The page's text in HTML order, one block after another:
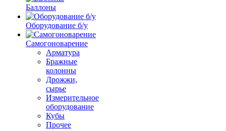
Баллоны
Оборудование б/у
Самогоноварение
Арматура
Бражные
колонны
Дрожжи,
сырье
Измерительное
оборудование
Кубы
Прочее